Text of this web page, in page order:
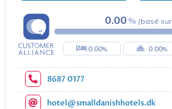
0.00 (basé sur
0.00 0.00
8687 0177
hotel@smalldanishhotels.dk